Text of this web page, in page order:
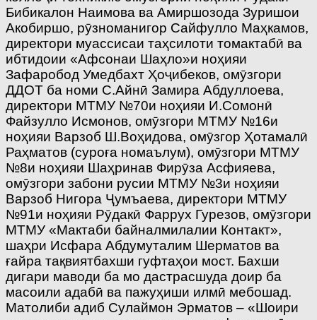
Бибикалон Наимова ва Амиршозода Зуришои
Акобиршо, рӯзноманигор Сайфулло Маҳкамов,
директори муассисаи таҳсилоти томактабӣ ва
ибтидоии «Афсонаи Шаҳло»­и ноҳияи
Зафаробод Умедбахт Ҳоҷибеков, омӯзгори
ДДОТ ба номи С.Айнӣ Замира Абдуллоева,
директори МТМУ №70­и ноҳияи И.Сомонӣ
Файзулло Исмонов, омӯзгори МТМУ №16­и
ноҳияи Варзоб Ш.Воҳидова, омӯзгор Ҳотамалӣ
Раҳматов (суроға номаълум), омӯзгори МТМУ
№8­и ноҳияи Шаҳринав Фирӯза Асфияева,
омӯзгори забони русии МТМУ №3­и ноҳияи
Варзоб Нигора Ҷумъаева, директори МТМУ
№91­и ноҳияи Рӯдакӣ Фаррух Гурезов, омӯзгори
МТМУ «Мактаби байналмилалии Контакт»,
шаҳри Исфара Абдумуталим Шерматов ва
ғайра тақвиятбахши гуфтаҳои мост. Бахши
дигари маводи ба мо дастрасшуда доир ба
масоили адабӣ ва пажуҳиши илмӣ мебошад.
Матолиби адиб Сулаймон Эрматов – «Шоири